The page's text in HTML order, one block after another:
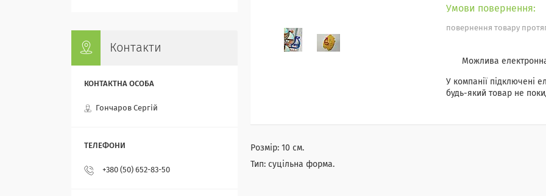
повернення товару
У компанії підключені
будь-який товар не
Розмір: 10 см.
Тип: суцільна форма.
Контакти
Гончаров Сергій
+380 (50) 652-83-50